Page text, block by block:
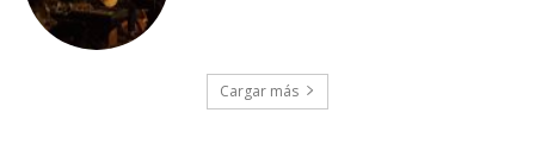
Cargar más